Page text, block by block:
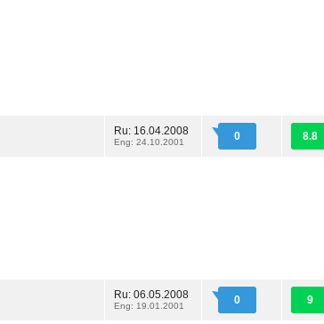
Ru: 16.04.2008
Eng: 24.10.2001 0 8.8
Ru: 06.05.2008
Eng: 19.01.2001 0 9